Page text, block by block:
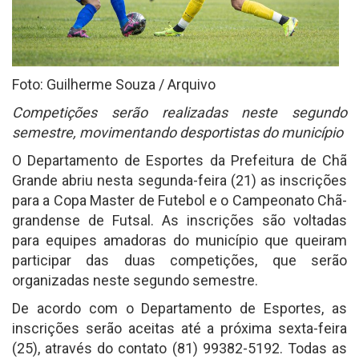
Foto: Guilherme Souza / Arquivo
Competições serão realizadas neste segundo
semestre, movimentando desportistas do município
O Departamento de Esportes da Prefeitura de Chã
Grande abriu nesta segunda-feira (21) as inscrições
para a Copa Master de Futebol e o Campeonato Chã-
grandense de Futsal. As inscrições são voltadas
para equipes amadoras do município que queiram
participar das duas competições, que serão
organizadas neste segundo semestre.
De acordo com o Departamento de Esportes, as
inscrições serão aceitas até a próxima sexta-feira
(25), através do contato (81) 99382-5192. Todas as